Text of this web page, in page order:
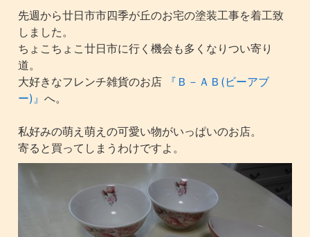
先週から廿日市市四季が丘のお宅の塗装工事を着工致
しました。
ちょこちょこ廿日市に行く機会も多くなりつい寄り
道。
大好きなフレンチ雑貨のお店 『Ｂ－ＡＢ(ビーアブ
ー)』へ。
私好みの萌え萌えの可愛い物がいっぱいのお店。
寄ると買ってしまうわけですよ。